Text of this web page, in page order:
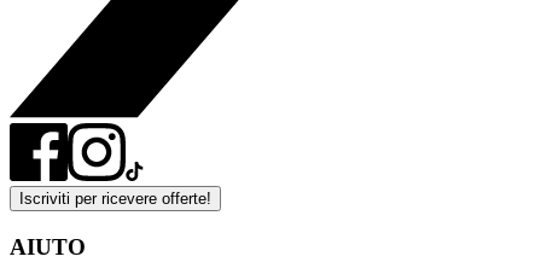
Iscriviti per ricevere offerte!
AIUTO